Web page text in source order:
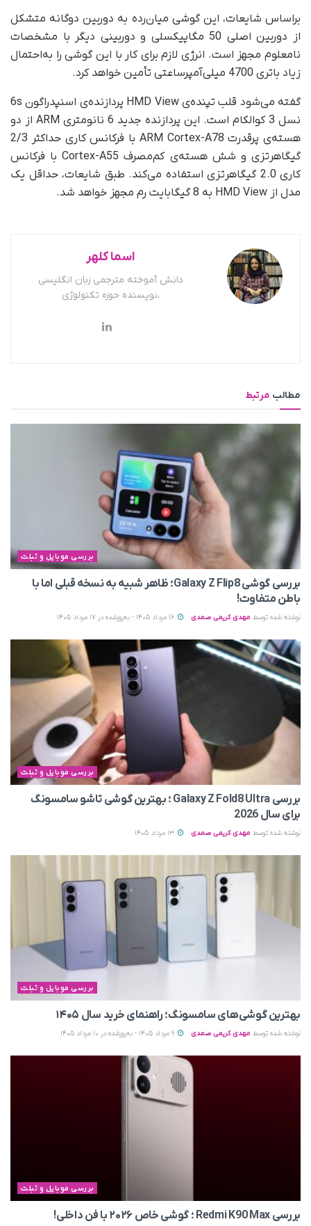
براساس شایعات، این گوشی میان‌رده به دوربین دوگانه متشکل
از دوربین اصلی 50 مگاپیکسلی و دوربینی دیگر با مشخصات
نامعلوم مجهز است. انرژی لازم برای کار با این گوشی را به‌احتمال
زیاد باتری 4700 میلی‌آمپر‌ساعتی تأمین خواهد کرد.
گفته می‌شود قلب تپنده‌ی HMD View پردازنده‌ی اسنپدراگون 6s
نسل 3 کوالکام است. این پردازنده جدید 6 نانومتری ARM از دو
هسته‌ی پرقدرت ARM Cortex-A78 با فرکانس کاری حداکثر 2/3
گیگاهرتزی و شش هسته‌ی کم‌مصرف Cortex-A55 با فرکانس
کاری 2.0 گیگاهرتزی استفاده می‌کند. طبق شایعات، حداقل یک
مدل از HMD View به 8 گیگابایت رم مجهز خواهد شد.
اسما کلهر
دانش آموخته مترجمی زبان انگلیسی
،نویسنده حوزه تکنولوژی
مطالب مرتبط
بررسی موبایل و تبلت
بررسی گوشی Galaxy Z Flip8؛ ظاهر شبیه به نسخه قبلی اما با
باطن متفاوت!
نوشته شده توسط مهدی کریمی صمدی
بررسی موبایل و تبلت
بررسی Galaxy Z Fold8 Ultra ؛ بهترین گوشی تاشو سامسونگ
برای سال 2026
نوشته شده توسط مهدی کریمی صمدی
بررسی موبایل و تبلت
بهترین گوشی‌های سامسونگ؛ راهنمای خرید سال ۱۴۰۵
نوشته شده توسط مهدی کریمی صمدی
بررسی موبایل و تبلت
بررسی Redmi K90 Max ؛ گوشی خاص‌ ۲۰۲۶ با فن داخلی!